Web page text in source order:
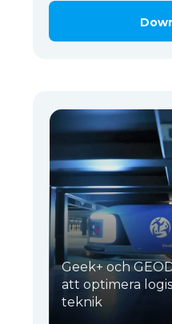
Geek+ och
att optimera
teknik